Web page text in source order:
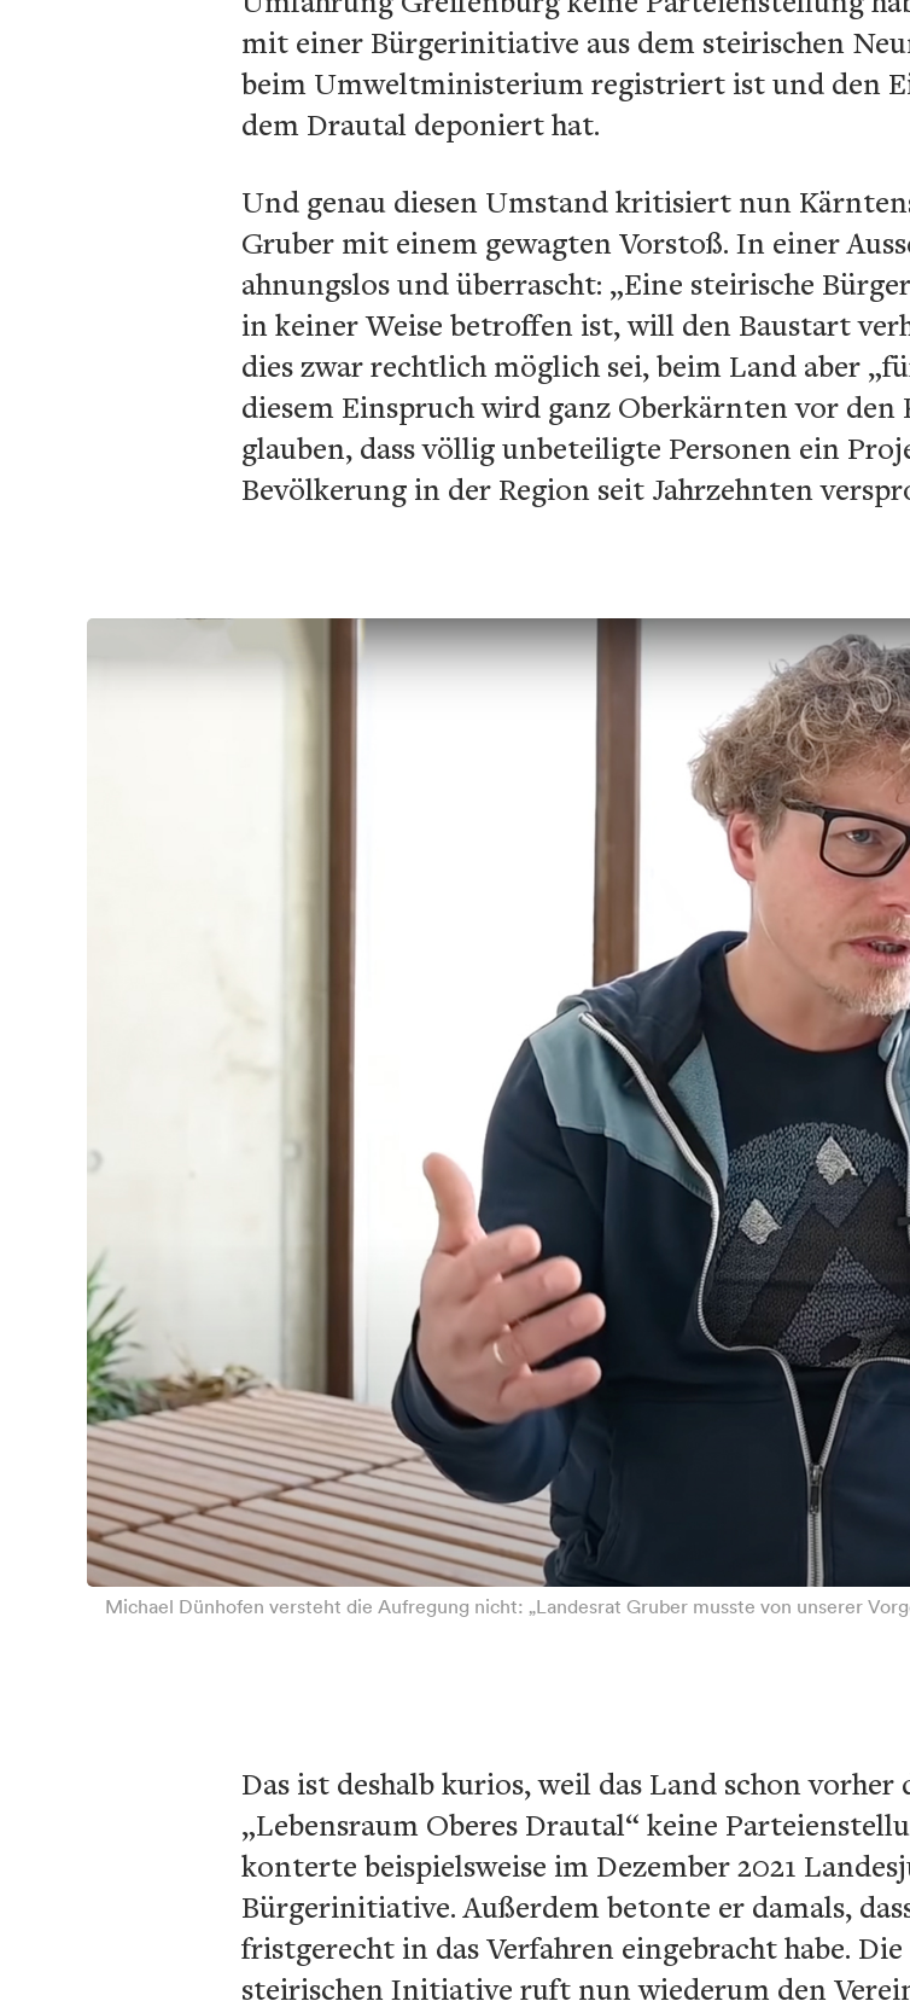
mit einer Bürgerinitiative aus dem steirischen
beim Umweltministerium registriert ist und den
dem Drautal deponiert hat.
Und genau diesen Umstand kritisiert nun
Gruber mit einem gewagten Vorstoß. In einer
ahnungslos und überrascht: „Eine steirische
in keiner Weise betroffen ist, will den Baustart
dies zwar rechtlich möglich sei, beim Land aber
diesem Einspruch wird ganz Oberkärnten vor den
glauben, dass völlig unbeteiligte Personen ein
Bevölkerung in der Region seit Jahrzehnten
Michael Dünhofen versteht die Aufregung nicht: „Landesrat Gruber musste von unserer
Das ist deshalb kurios, weil das Land schon vorher
„Lebensraum Oberes Drautal“ keine
konterte beispielsweise im Dezember 2021
Bürgerinitiative. Außerdem betonte er damals,
fristgerecht in das Verfahren eingebracht habe.
steirischen Initiative ruft nun wiederum den